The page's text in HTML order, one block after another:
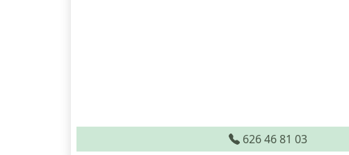
626 46 81 03